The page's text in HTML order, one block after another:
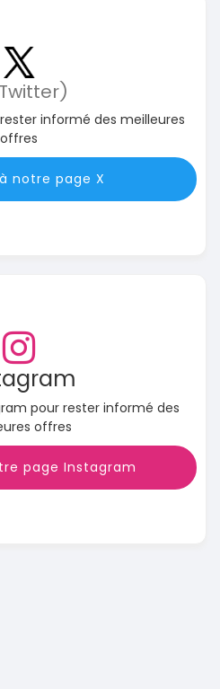
informé des meilleures
offres
notre page X
pour rester informé des
offres
page Instagram